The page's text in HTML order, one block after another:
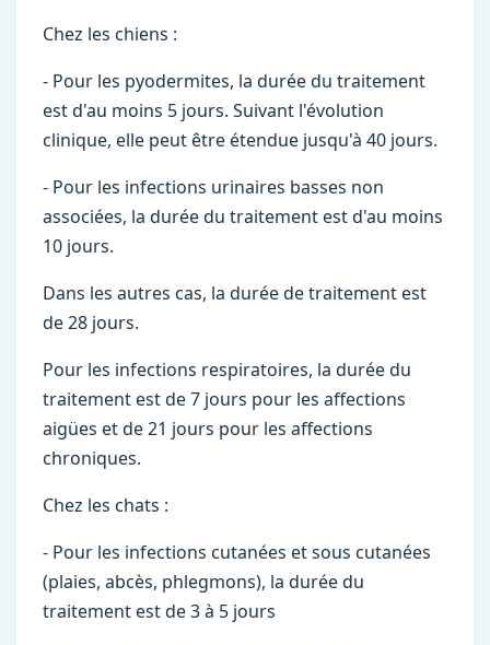
Chez les chiens :
- Pour les pyodermites, la durée du traitement
est d'au moins 5 jours. Suivant l'évolution
clinique, elle peut être étendue jusqu'à 40 jours.
- Pour les infections urinaires basses non
associées, la durée du traitement est d'au moins
10 jours.
Dans les autres cas, la durée de traitement est
de 28 jours.
Pour les infections respiratoires, la durée du
traitement est de 7 jours pour les affections
aigües et de 21 jours pour les affections
chroniques.
Chez les chats :
- Pour les infections cutanées et sous cutanées
(plaies, abcès, phlegmons), la durée du
traitement est de 3 à 5 jours